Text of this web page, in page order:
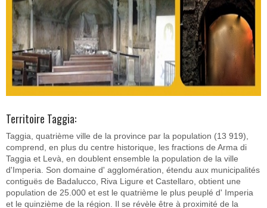
Territoire Taggia:
Taggia, quatrième ville de la province par la population (13 919),
comprend, en plus du centre historique, les fractions de Arma di
Taggia et Levà, en doublent ensemble la population de la ville
d'Imperia. Son domaine d' agglomération, étendu aux municipalités
contiguës de Badalucco, Riva Ligure et Castellaro, obtient une
population de 25.000 et est le quatrième le plus peuplé d' Imperia
et le quinzième de la région. Il se révèle être à proximité de la